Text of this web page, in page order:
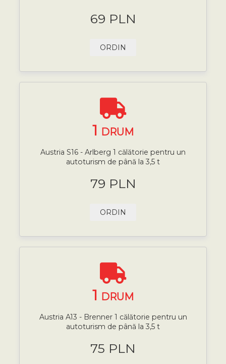
69 PLN
ORDIN
1 DRUM
Austria S16 - Arlberg 1 călătorie pentru un
autoturism de până la 3,5 t
79 PLN
ORDIN
1 DRUM
Austria A13 - Brenner 1 călătorie pentru un
autoturism de până la 3,5 t
75 PLN